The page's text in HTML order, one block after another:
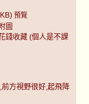
預覽
圖
錢收藏 (個人是不課
方視野很好,起飛降